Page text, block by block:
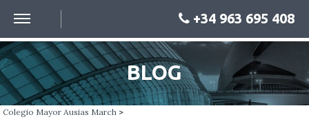
+34 963 695 408
BLOG
Colegio Mayor Ausias March >